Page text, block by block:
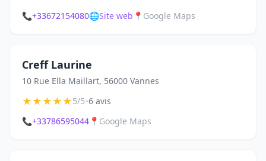
📞+33672154080🌐Site web 📍 Google Maps
Creff Laurine
10 Rue Ella Maillart, 56000 Vannes
★★★★★5/5•6 avis
📞+33786595044 📍 Google Maps